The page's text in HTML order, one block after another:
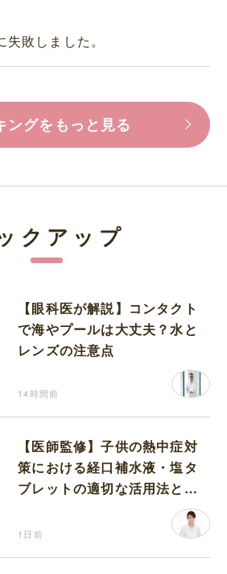
敗しました。
ングをもっと見る
クアップ
【眼科医が解説】コンタクト
で海やプールは大丈夫？水と
レンズの注意点
14時間前
【医師監修】子供の熱中症対
策における経口補水液・塩タ
ブレットの適切な活用法と水
1日前